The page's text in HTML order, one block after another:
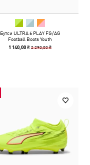
Бутси ULTRA 6 PLAY FG/AG
Football Boots Youth
1 140,00 ₴2 290,00 ₴